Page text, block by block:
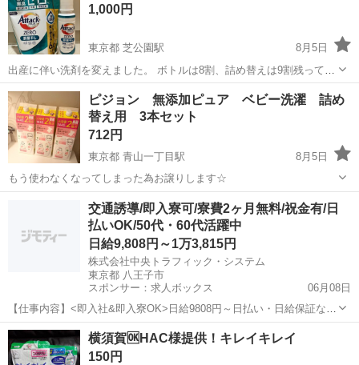
1,000円
東京都 芝公園駅
8月5日
出産に伴い洗剤を変えました。 ボトルは8割、詰め替えは9割残ってま
す。 ただ、詰め替え用の蓋を無くしてしまいました。 ご了承下さい
🙇🏻‍♀️
東京 港区 芝公園駅 洗濯用品
ピジョン 無添加ピュア ベビー洗濯 詰め
替え用 3本セット
712円
東京都 青山一丁目駅
8月5日
もう使わなくなってしまった為お譲りします☆
青山一丁目駅 洗濯用品 ピジョン
交通誘導/即入寮可/寮費2ヶ月無料/祝金有/日
払いOK/50代・60代活躍中
日給9,808円～1万3,815円
株式会社中央トラフィック・システム
東京都 八王子市
スポンサー：求人ボックス
06月08日
【仕事内容】<即入社&即入寮OK>日給9808円～日払い・日給保証など
待遇充実!寮費2ヶ月無料×祝金4.5万円有 <募集情報> 時間・お金の心配
ゼロでスタート/ ・2ヶ月寮費費無料 ・入社祝い金4.5万円 ・日払いOK
・プライベ...
アルバイト・パート
横須賀🆗HAC様提供！キレイキレイ
150円